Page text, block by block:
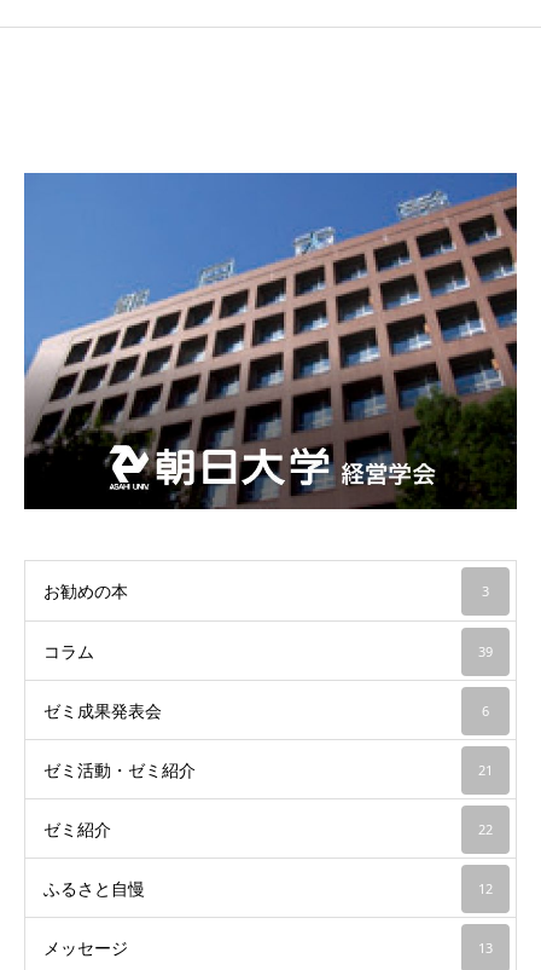
お勧めの本 3
コラム 39
ゼミ成果発表会 6
ゼミ活動・ゼミ紹介 21
ゼミ紹介 22
ふるさと自慢 12
メッセージ 13